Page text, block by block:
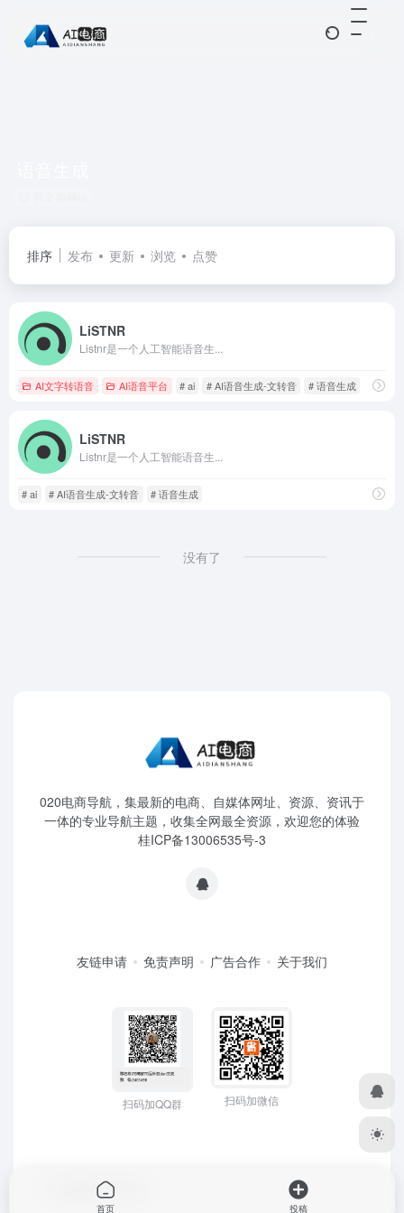
排序 发布 更新 浏览 点赞
LiSTNR
Listnr是一个人工智能语音生...
AI文字转语音 AI语音平台 # ai # AI语音生成-文转音 # 语音生成
LiSTNR
Listnr是一个人工智能语音生...
# ai # AI语音生成-文转音 # 语音生成
没有了
020电商导航，集最新的电商、自媒体网址、资源、资讯于
一体的专业导航主题，收集全网最全资源，欢迎您的体验
桂ICP备13006535号-3
友链申请 免责声明 广告合作 关于我们
扫码加QQ群 扫码加微信
OneNav强力驱动
首页 投稿